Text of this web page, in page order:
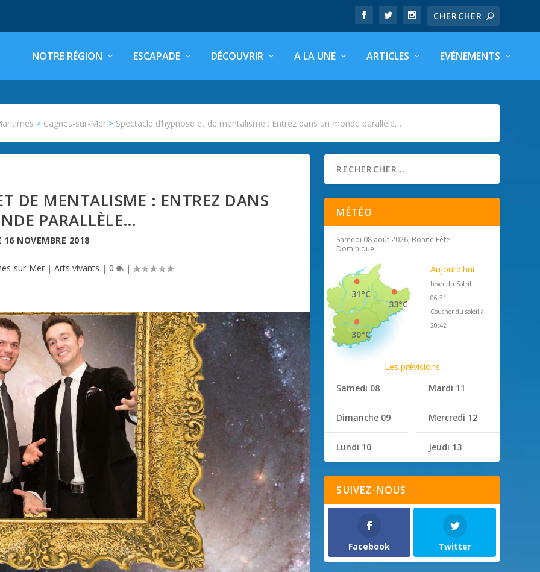
NOTRE RÉGION ESCAPADE DÉCOUVRIR A LA UNE ARTICLES EVÉNEMENTS
> Cagnes-sur-Mer > Spectacle d’hypnose et de mentalisme : Entrez dans un monde parallèle…
DE MENTALISME : ENTREZ DANS
PARALLÈLE…
16 NOVEMBRE 2018
sur-Mer| Arts vivants | 0 |
MÉTÉO
Samedi 08 août 2026, Bonne Fête
Dominique
33°C
31°C
30°C
Aujourd'hui
Lever du Soleil
06:31
Coucher du soleil à
20:42
Les prévisions
Samedi 08
Dimanche 09
Lundi 10
Mardi 11
Mercredi 12
Jeudi 13
SUIVEZ-NOUS
Facebook Twitter